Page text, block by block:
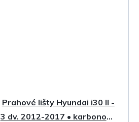
Prahové lišty Hyundai i30 II -
3 dv. 2012-2017 • karbonová